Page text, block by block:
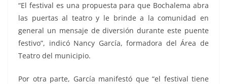
“El festival es una propuesta para que Bochalema abra
las puertas al teatro y le brinde a la comunidad en
general un mensaje de diversión durante este puente
festivo”, indicó Nancy García, formadora del Área de
Teatro del municipio.
Por otra parte, García manifestó que “el festival tiene